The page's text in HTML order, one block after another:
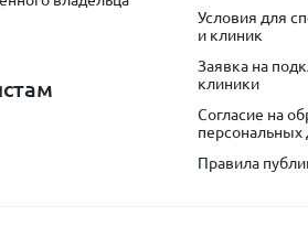
Условия для
и клиник
Заявка на
клиники
Согласие на
персональных
Правила